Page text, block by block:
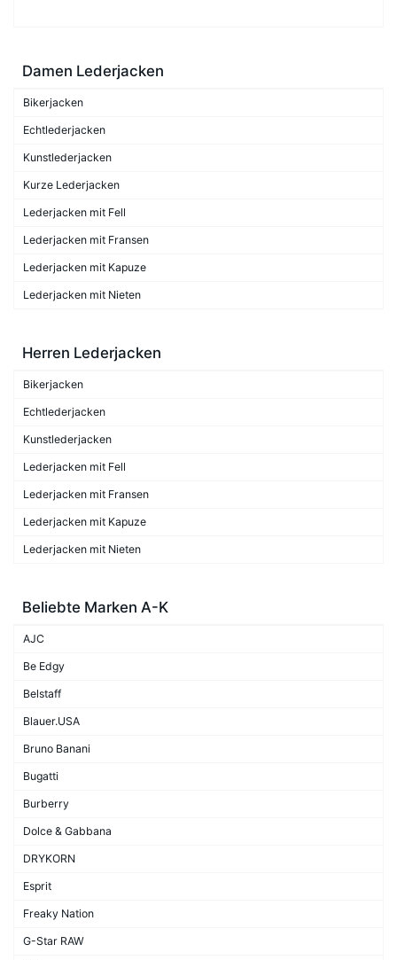
Damen Lederjacken
Bikerjacken
Echtlederjacken
Kunstlederjacken
Kurze Lederjacken
Lederjacken mit Fell
Lederjacken mit Fransen
Lederjacken mit Kapuze
Lederjacken mit Nieten
Herren Lederjacken
Bikerjacken
Echtlederjacken
Kunstlederjacken
Lederjacken mit Fell
Lederjacken mit Fransen
Lederjacken mit Kapuze
Lederjacken mit Nieten
Beliebte Marken A-K
AJC
Be Edgy
Belstaff
Blauer.USA
Bruno Banani
Bugatti
Burberry
Dolce & Gabbana
DRYKORN
Esprit
Freaky Nation
G-Star RAW